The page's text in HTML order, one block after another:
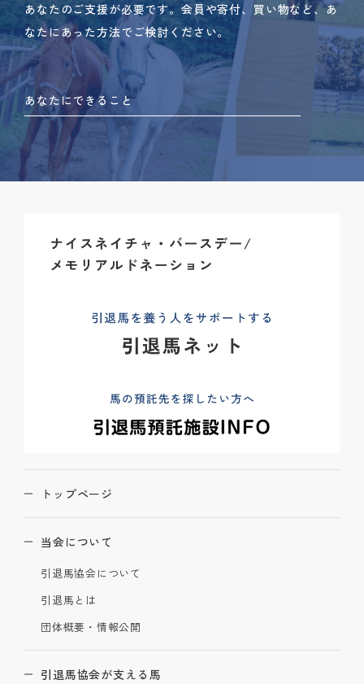
あなたのご支援が必要です。 会員や寄付、買い物など、あ
なたにあった方法でご検討ください。
あなたにできること
トップページ
当会について
引退馬協会について
引退馬とは
団体概要・情報公開
引退馬協会が支える馬